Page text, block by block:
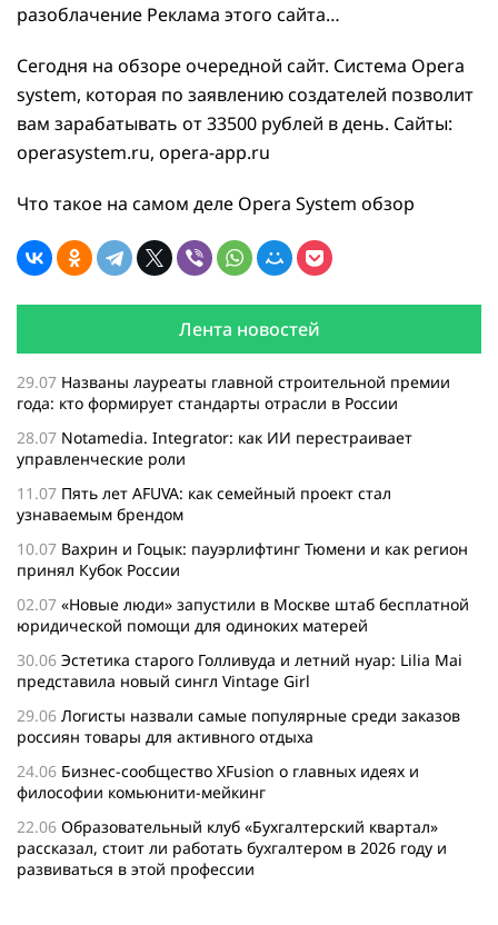
разоблачение Реклама этого сайта…
Сегодня на обзоре очередной сайт. Система Opera
system, которая по заявлению создателей позволит
вам зарабатывать от 33500 рублей в день. Сайты:
operasystem.ru, opera-app.ru
Что такое на самом деле Opera System обзор
Лента новостей
29.07 Названы лауреаты главной строительной премии
года: кто формирует стандарты отрасли в России
28.07 Notamedia. Integrator: как ИИ перестраивает
управленческие роли
11.07 Пять лет AFUVA: как семейный проект стал
узнаваемым брендом
10.07 Вахрин и Гоцык: пауэрлифтинг Тюмени и как регион
принял Кубок России
02.07 «Новые люди» запустили в Москве штаб бесплатной
юридической помощи для одиноких матерей
30.06 Эстетика старого Голливуда и летний нуар: Lilia Mai
представила новый сингл Vintage Girl
29.06 Логисты назвали самые популярные среди заказов
россиян товары для активного отдыха
24.06 Бизнес-сообщество XFusion о главных идеях и
философии комьюнити-мейкинг
22.06 Образовательный клуб «Бухгалтерский квартал»
рассказал, стоит ли работать бухгалтером в 2026 году и
развиваться в этой профессии